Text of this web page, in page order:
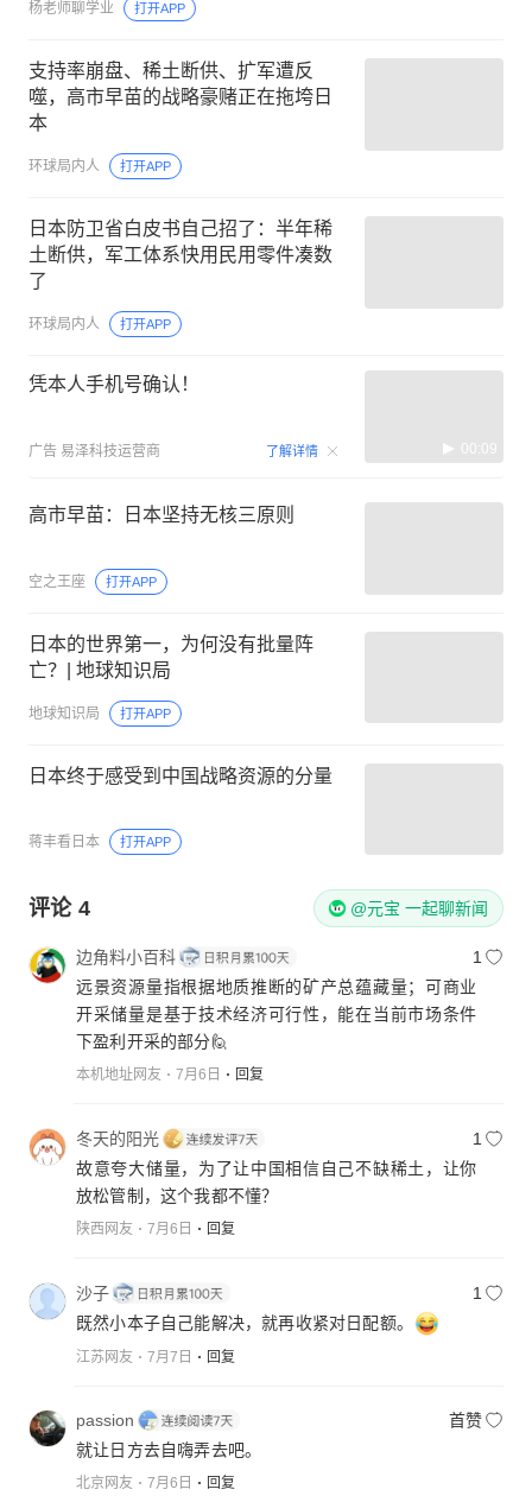
杨老师聊学业 打开APP
支持率崩盘、稀土断供、扩军遭反
噬，高市早苗的战略豪赌正在拖垮日
本
环球局内人 打开APP
日本防卫省白皮书自己招了：半年稀
土断供，军工体系快用民用零件凑数
了
环球局内人 打开APP
凭本人手机号确认！
广告 易泽科技运营商 了解详情 00:09
高市早苗：日本坚持无核三原则
空之王座 打开APP
日本的世界第一，为何没有批量阵
亡？| 地球知识局
地球知识局 打开APP
日本终于感受到中国战略资源的分量
蒋丰看日本 打开APP
评论 4 @元宝 一起聊新闻
边角料小百科
1
远景资源量指根据地质推断的矿产总蕴藏量；可商业
开采储量是基于技术经济可行性，能在当前市场条件
下盈利开采的部分🙋
本机地址网友 7月6日 回复
冬天的阳光
1
故意夸大储量，为了让中国相信自己不缺稀土，让你
放松管制，这个我都不懂？
陕西网友 7月6日 回复
沙子
1
既然小本子自己能解决，就再收紧对日配额。
江苏网友 7月7日 回复
passion
首赞
就让日方去自嗨弄去吧。
北京网友 7月6日 回复